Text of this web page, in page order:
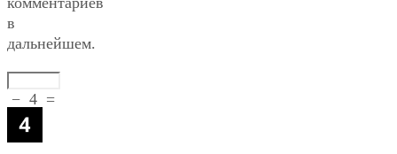
в
дальнейшем.
− 4 =